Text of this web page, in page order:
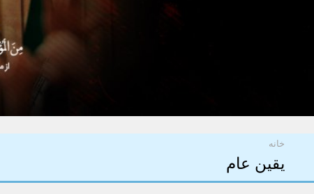
شما اینجا هستید
خانه
یقین عام